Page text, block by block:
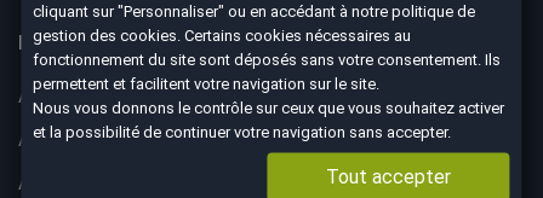
Nos 67 agences à votre service dans toute la France
Aix-en-Provence
Ajaccio
Albertville
Anglet
Angoulême
Aurillac
cliquant sur "Personnaliser" ou en accédant à notrepolitique de
gestion des cookies . Certains cookies nécessaires au
fonctionnement du site sont déposés sans votre consentement. Ils
permettent et facilitent votre navigation sur le site.
Nous vous donnons le contrôle sur ceux que vous souhaitez activer
et la possibilité de continuer votre navigation sans accepter.
Tout accepter